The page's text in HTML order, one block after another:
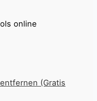
(Gratis